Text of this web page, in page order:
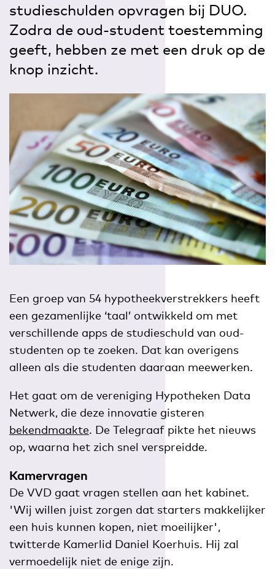
studieschulden opvragen bij DUO.
Zodra de oud-student toestemming
geeft, hebben ze met een druk op de
knop inzicht.
Een groep van 54 hypotheekverstrekkers heeft
een gezamenlijke ‘taal’ ontwikkeld om met
verschillende apps de studieschuld van oud-
studenten op te zoeken. Dat kan overigens
alleen als die studenten daaraan meewerken.
Het gaat om de vereniging Hypotheken Data
Netwerk, die deze innovatie gisteren
bekendmaakte. De Telegraaf pikte het nieuws
op, waarna het zich snel verspreidde.
Kamervragen
De VVD gaat vragen stellen aan het kabinet.
'Wij willen juist zorgen dat starters makkelijker
een huis kunnen kopen, niet moeilijker',
twitterde Kamerlid Daniel Koerhuis. Hij zal
vermoedelijk niet de enige zijn.